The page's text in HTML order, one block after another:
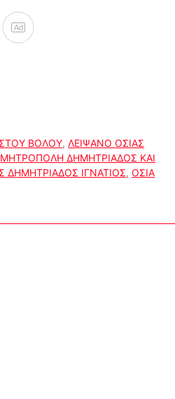
Ad
ΒΟΛΟΥ, ΛΕΙΨΑΝΟ ΟΣΙΑΣ
ΜΗΤΡΟΠΟΛΗ ΔΗΜΗΤΡΙΑΔΟΣ ΚΑΙ
ΔΗΜΗΤΡΙΑΔΟΣ ΙΓΝΑΤΙΟΣ, ΟΣΙΑ